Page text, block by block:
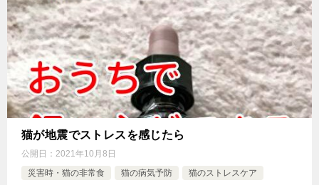
猫が地震でストレスを感じたら
公開日： 2021年10月8日
災害時・猫の非常食
猫の病気予防 猫のストレスケア